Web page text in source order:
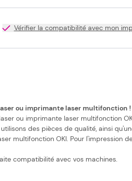
Vérifier la compatibilité avec mon
ou imprimante laser multifonction !
ou imprimante laser multifonction
des pièces de qualité, ainsi
multifonction OKI. Pour l'impression
compatibilité avec vos machines.